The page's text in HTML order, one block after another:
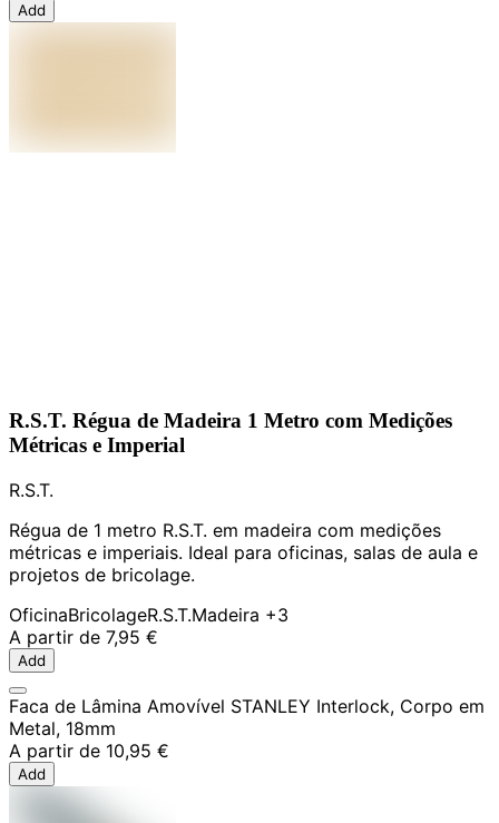
Add
R.S.T. Régua de Madeira 1 Metro com Medições
Métricas e Imperial
R.S.T.
Régua de 1 metro R.S.T. em madeira com medições
métricas e imperiais. Ideal para oficinas, salas de aula e
projetos de bricolage.
OficinaBricolageR.S.T.Madeira +3
A partir de 7,95 €
Add
Faca de Lâmina Amovível STANLEY Interlock, Corpo em
Metal, 18mm
A partir de 10,95 €
Add